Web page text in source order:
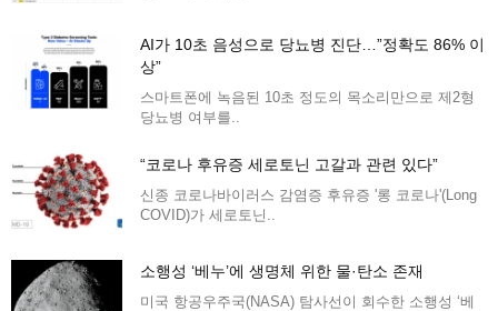
AI가 10초 음성으로 당뇨병 진단…”정확도 86% 이
상”
스마트폰에 녹음된 10초 정도의 목소리만으로 제2형
당뇨병 여부를..
“코로나 후유증 세로토닌 고갈과 관련 있다”
신종 코로나바이러스 감염증 후유증 '롱 코로나'(Long
COVID)가 세로토닌..
소행성 ‘베누’에 생명체 위한 물·탄소 존재
미국 항공우주국(NASA) 탐사선이 회수한 소행성 ‘베